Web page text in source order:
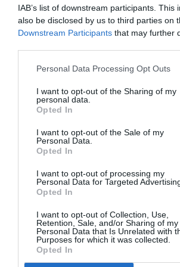
IAB’s list of downstream participants. This
also be disclosed by us to third parties on
Downstream Participants that may further
Personal Data Processing Opt Outs
I want to opt-out of the Sharing of my
personal data.
Opted In
I want to opt-out of the Sale of my
Personal Data.
Opted In
I want to opt-out of processing my
Personal Data for Targeted
Opted In
I want to opt-out of Collection, Use,
Retention, Sale, and/or Sharing of my
Personal Data that Is Unrelated with
Purposes for which it was collected.
Opted In
NOUS SOUTENIR
Manfou a commenté l'article :
Pyramides, croisières et mer Rouge :
une saison record malgré le contexte
TFFRYYZa commenté l'article :
Pointe‑à‑Pitre – Panama City : Air France